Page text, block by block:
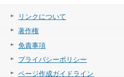
リンクについて
著作権
免責事項
プライバシーポリシー
ページ作成ガイドライン